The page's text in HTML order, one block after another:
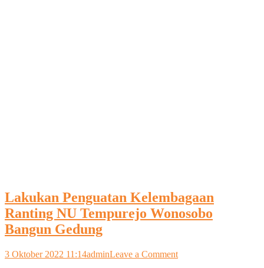
Lakukan Penguatan Kelembagaan
Ranting NU Tempurejo Wonosobo
Bangun Gedung
3 Oktober 2022 11:14adminLeave a Commenton